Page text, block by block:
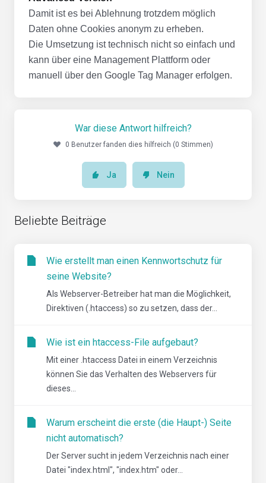
Damit ist es bei Ablehnung trotzdem möglich
Daten ohne Cookies anonym zu erheben.
Die Umsetzung ist technisch nicht so einfach und
kann über eine Management Plattform oder
manuell über den Google Tag Manager erfolgen.
War diese Antwort hilfreich?
0 Benutzer fanden dies hilfreich (0 Stimmen)
Ja Nein
Beliebte Beiträge
Wie erstellt man einen Kennwortschutz für
seine Website?
Als Webserver-Betreiber hat man die Möglichkeit,
Direktiven (.htaccess) so zu setzen, dass der...
Wie ist ein htaccess-File aufgebaut?
Mit einer .htaccess Datei in einem Verzeichnis
können Sie das Verhalten des Webservers für
dieses...
Warum erscheint die erste (die Haupt-) Seite
nicht automatisch?
Der Server sucht in jedem Verzeichnis nach einer
Datei "index.html", "index.htm" oder...